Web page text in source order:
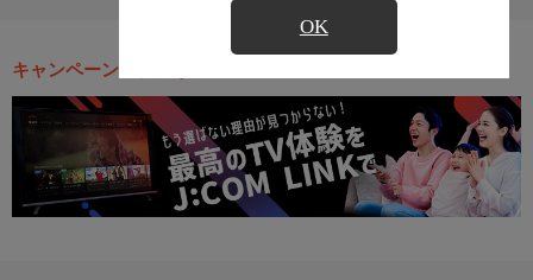
OK
キャンペーン・お得な情報